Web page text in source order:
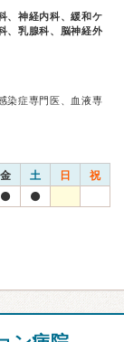
、神経内科、緩和ケ
、乳腺科、脳神経外
染症専門医、血液専
金 土 日 祝